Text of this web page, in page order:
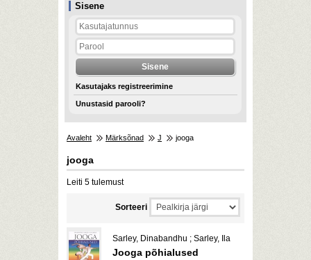
Sisene
Kasutajaks registreerimine
Unustasid parooli?
Avaleht Märksõnad J jooga
jooga
Leiti 5 tulemust
Sorteeri
Sarley, Dinabandhu ; Sarley, Ila
Jooga põhialused